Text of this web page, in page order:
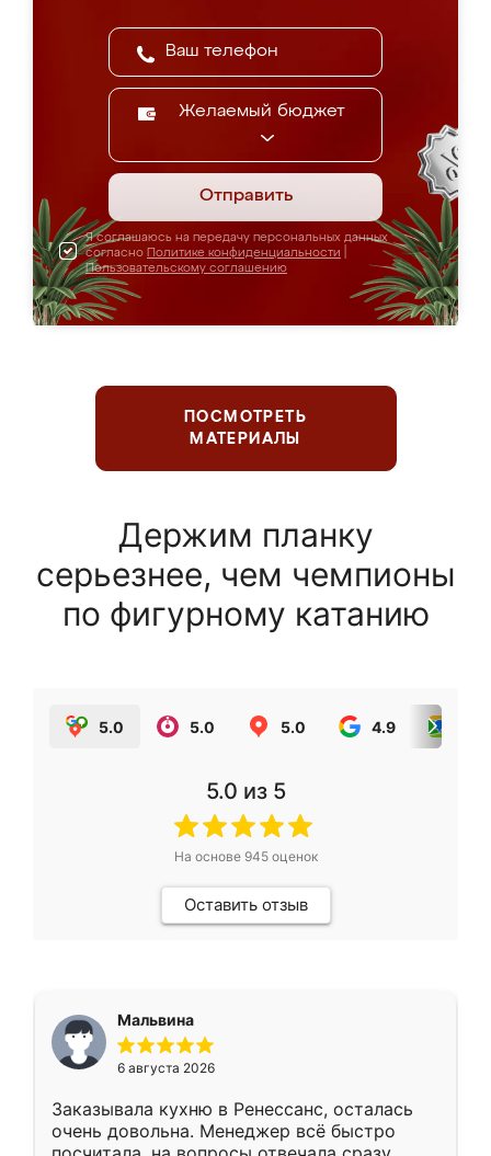
Желаемый бюджет
Отправить
Я соглашаюсь на передачу персональных данных
согласно Политике конфиденциальности
Пользовательскому соглашению
ПОСМОТРЕТЬ
МАТЕРИАЛЫ
Держим планку
серьезнее, чем чемпионы
по фигурному катанию
5.0 5.0 5.0 4.9
5.0 из 5
На основе 945оценок
Оставить отзыв
Мальвина
6 августа 2026
Заказывала кухню в Ренессанс, осталась
очень довольна. Менеджер всё быстро